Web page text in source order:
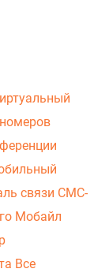
связи СМС-
Мобайл
Все